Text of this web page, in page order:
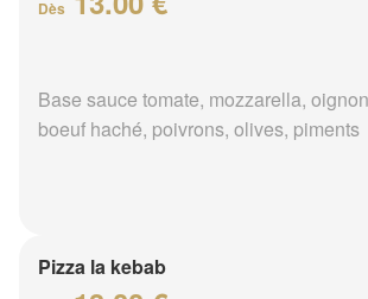
Dès
Base sauce tomate, mozzarella,
boeuf haché, poivrons, olives, piments
Pizza la kebab